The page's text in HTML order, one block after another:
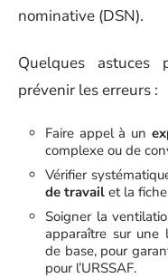
nominative (DSN).
Quelques astuces
prévenir les erreurs :
Faire appel à un
complexe ou de
Vérifier
de travail et la
Soigner la
apparaître sur une
de base, pour
pour l’URSSAF.